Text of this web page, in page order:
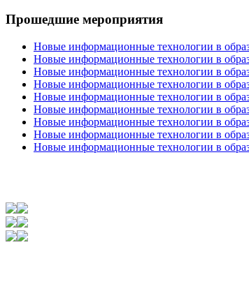
Прошедшие мероприятия
Новые информационные технологии в
Новые информационные технологии в
Новые информационные технологии в
Новые информационные технологии в
Новые информационные технологии в
Новые информационные технологии в
Новые информационные технологии в
Новые информационные технологии в
Новые информационные технологии в